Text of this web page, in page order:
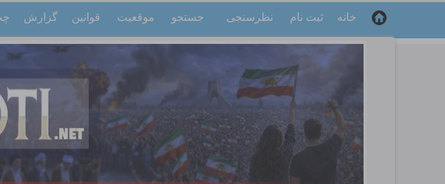
خانه ثبت نام نظرسنجی جستجو موقعیت قوانین گزارش